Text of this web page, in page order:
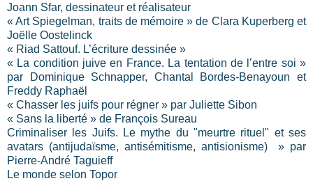
Joann Sfar, dessinateur et réalisateur
« Art Spiegelman, traits de mémoire » de Clara Kuperberg et
Joëlle Oostelinck
« Riad Sattouf. L’écriture dessinée »
« La condition juive en France. La tentation de l’entre soi »
par Dominique Schnapper, Chantal Bordes-Benayoun et
Freddy Raphaël
« Chasser les juifs pour régner » par Juliette Sibon
« Sans la liberté » de François Sureau
Criminaliser les Juifs. Le mythe du "meurtre rituel" et ses
avatars (antijudaïsme, antisémitisme, antisionisme) » par
Pierre-André Taguieff
Le monde selon Topor